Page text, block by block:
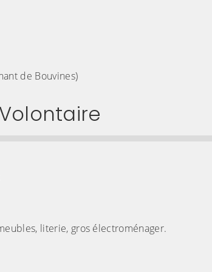
de Bouvines)
directement à cette carte
literie, gros électroménager.